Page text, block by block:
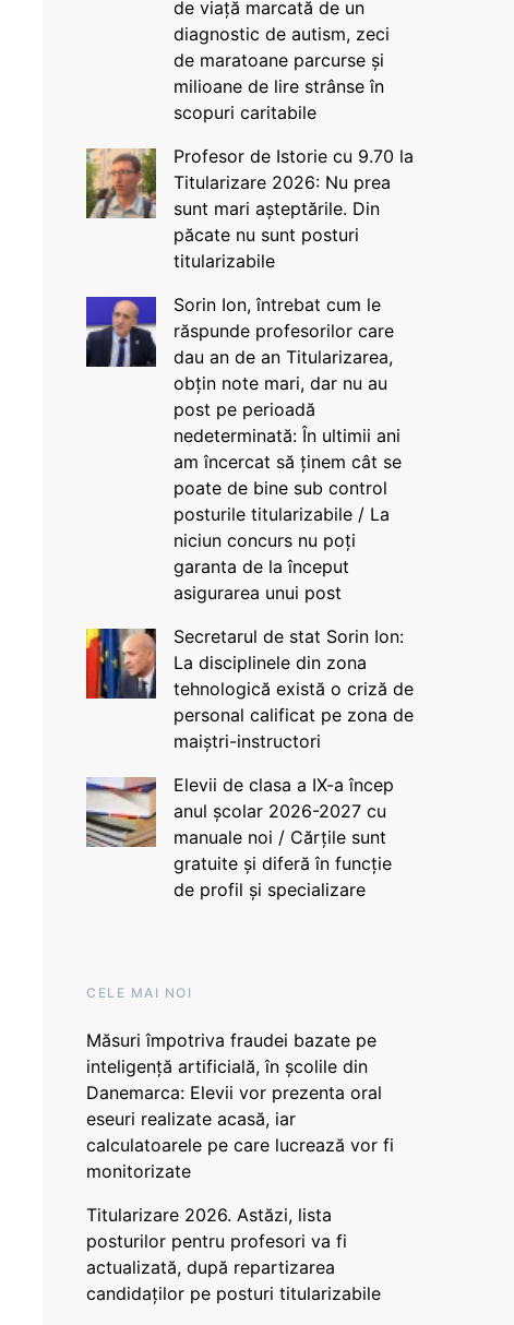
de viață marcată de un
diagnostic de autism, zeci
de maratoane parcurse și
milioane de lire strânse în
scopuri caritabile
Profesor de Istorie cu 9.70 la
Titularizare 2026: Nu prea
sunt mari așteptările. Din
păcate nu sunt posturi
titularizabile
Sorin Ion, întrebat cum le
răspunde profesorilor care
dau an de an Titularizarea,
obțin note mari, dar nu au
post pe perioadă
nedeterminată: În ultimii ani
am încercat să ținem cât se
poate de bine sub control
posturile titularizabile / La
niciun concurs nu poți
garanta de la început
asigurarea unui post
Secretarul de stat Sorin Ion:
La disciplinele din zona
tehnologică există o criză de
personal calificat pe zona de
maiștri-instructori
Elevii de clasa a IX-a încep
anul școlar 2026-2027 cu
manuale noi / Cărțile sunt
gratuite și diferă în funcție
de profil și specializare
CELE MAI NOI
Măsuri împotriva fraudei bazate pe
inteligență artificială, în școlile din
Danemarca: Elevii vor prezenta oral
eseuri realizate acasă, iar
calculatoarele pe care lucrează vor fi
monitorizate
Titularizare 2026. Astăzi, lista
posturilor pentru profesori va fi
actualizată, după repartizarea
candidaților pe posturi titularizabile